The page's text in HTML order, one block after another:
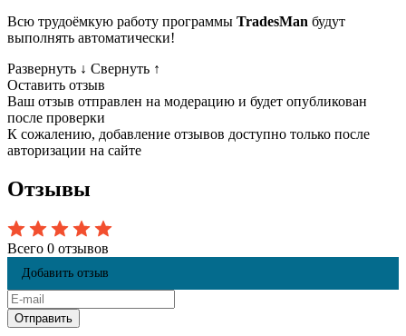
Всю трудоёмкую работу программы TradesMan будут
выполнять автоматически!
Развернуть ↓ Свернуть ↑
Оставить отзыв
Ваш отзыв отправлен на модерацию и будет опубликован
после проверки
К сожалению, добавление отзывов доступно только после
авторизации на сайте
Отзывы
Всего 0 отзывов
Добавить отзыв